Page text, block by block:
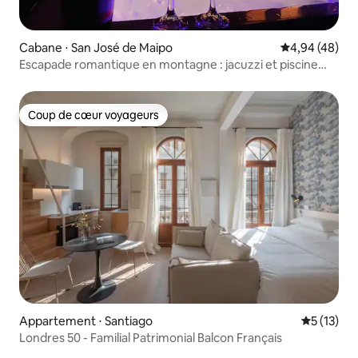
Cabane ⋅ San José de Maipo Évaluation
4,94 (48)
Escapade romantique en montagne : jacuzzi et piscine
Coup de cœur voyageurs
Coup de cœur voyageurs
Appartement ⋅ Santiago
5 (13)
Londres 50 - Familial Patrimonial Balcon Français